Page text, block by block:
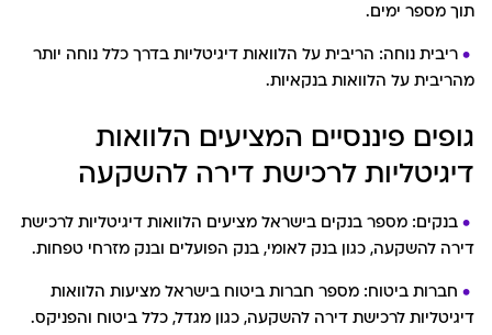
תוך מספר ימים.
ריבית נוחה: הריבית על הלוואות דיגיטליות בדרך כלל נוחה יותר
מהריבית על הלוואות בנקאיות.
גופים פיננסיים המציעים הלוואות
דיגיטליות לרכישת דירה להשקעה
בנקים: מספר בנקים בישראל מציעים הלוואות דיגיטליות לרכישת
דירה להשקעה, כגון בנק לאומי, בנק הפועלים ובנק מזרחי טפחות.
חברות ביטוח: מספר חברות ביטוח בישראל מציעות הלוואות
דיגיטליות לרכישת דירה להשקעה, כגון מגדל, כלל ביטוח והפניקס.